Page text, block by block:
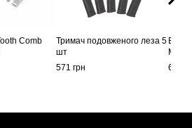
Comb
Тримач подовженого леза 5
шт
571 грн
650